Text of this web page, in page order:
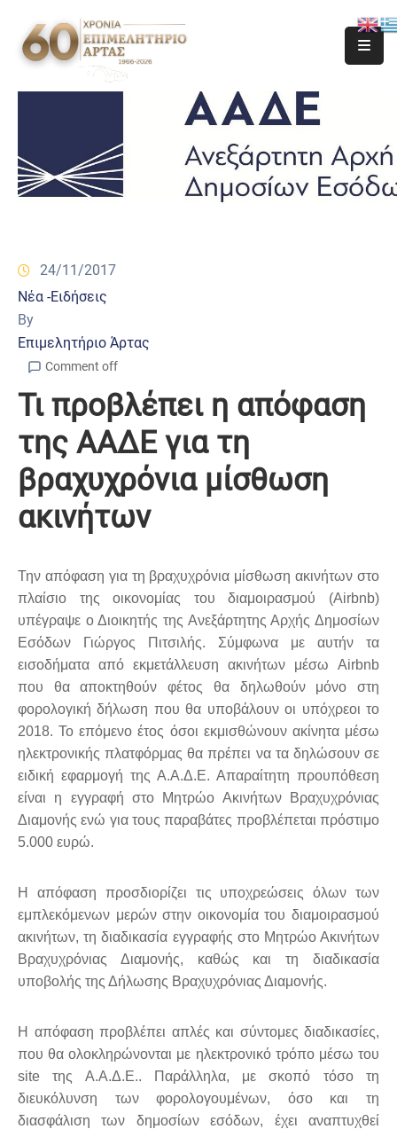
24/11/2017
Νέα -Ειδήσεις
By
Επιμελητήριο Άρτας
Comment off
Τι προβλέπει η απόφαση
της ΑΑΔΕ για τη
βραχυχρόνια μίσθωση
ακινήτων
Την απόφαση για τη βραχυχρόνια μίσθωση ακινήτων στο
πλαίσιο της οικονομίας του διαμοιρασμού (Airbnb)
υπέγραψε ο Διοικητής της Ανεξάρτητης Αρχής Δημοσίων
Εσόδων Γιώργος Πιτσιλής. Σύμφωνα με αυτήν τα
εισοδήματα από εκμετάλλευση ακινήτων μέσω Airbnb
που θα αποκτηθούν φέτος θα δηλωθούν μόνο στη
φορολογική δήλωση που θα υποβάλουν οι υπόχρεοι το
2018. Το επόμενο έτος όσοι εκμισθώνουν ακίνητα μέσω
ηλεκτρονικής πλατφόρμας θα πρέπει να τα δηλώσουν σε
ειδική εφαρμογή της Α.Α.Δ.Ε. Απαραίτητη προυπόθεση
είναι η εγγραφή στο Μητρώο Ακινήτων Βραχυχρόνιας
Διαμονής ενώ για τους παραβάτες προβλέπεται πρόστιμο
5.000 ευρώ.
Η απόφαση προσδιορίζει τις υποχρεώσεις όλων των
εμπλεκόμενων μερών στην οικονομία του διαμοιρασμού
ακινήτων, τη διαδικασία εγγραφής στο Μητρώο Ακινήτων
Βραχυχρόνιας Διαμονής, καθώς και τη διαδικασία
υποβολής της Δήλωσης Βραχυχρόνιας Διαμονής.
Η απόφαση προβλέπει απλές και σύντομες διαδικασίες,
που θα ολοκληρώνονται με ηλεκτρονικό τρόπο μέσω του
site της Α.Α.Δ.E.. Παράλληλα, με σκοπό τόσο τη
διευκόλυνση των φορολογουμένων, όσο και τη
διασφάλιση των δημοσίων εσόδων, έχει αναπτυχθεί